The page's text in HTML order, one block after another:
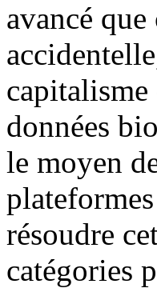
avancé
données
le moyen
résoudre
catégories